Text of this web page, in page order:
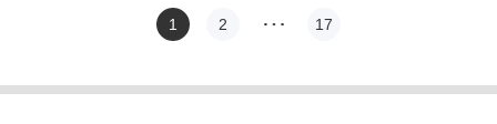
1 2 … 17